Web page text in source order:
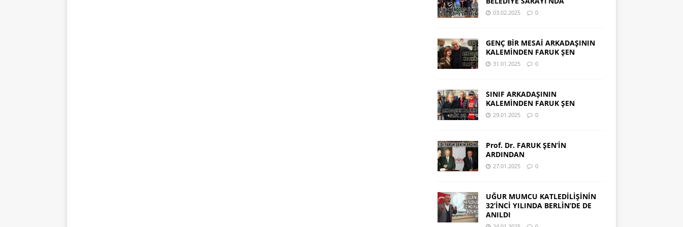
03.02.2025 0
GENÇ BİR MESAİ ARKADAŞININ
KALEMİNDEN FARUK ŞEN
31.01.2025 0
SINIF ARKADAŞININ
KALEMİNDEN FARUK ŞEN
29.01.2025 0
Prof. Dr. FARUK ŞEN’İN
ARDINDAN
27.01.2025 0
UĞUR MUMCU KATLEDİLİŞİNİN
32’İNCİ YILINDA BERLİN’DE DE
ANILDI